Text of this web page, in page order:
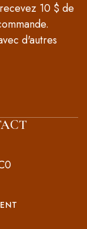
10 $ de
d'autres